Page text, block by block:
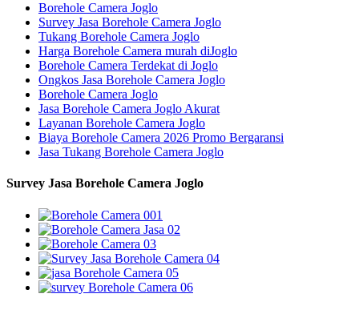
Borehole Camera Joglo
Survey Jasa Borehole Camera Joglo
Tukang Borehole Camera Joglo
Harga Borehole Camera murah diJoglo
Borehole Camera Terdekat di Joglo
Ongkos Jasa Borehole Camera Joglo
Borehole Camera Joglo
Jasa Borehole Camera Joglo Akurat
Layanan Borehole Camera Joglo
Biaya Borehole Camera 2026 Promo Bergaransi
Jasa Tukang Borehole Camera Joglo
Survey Jasa Borehole Camera Joglo